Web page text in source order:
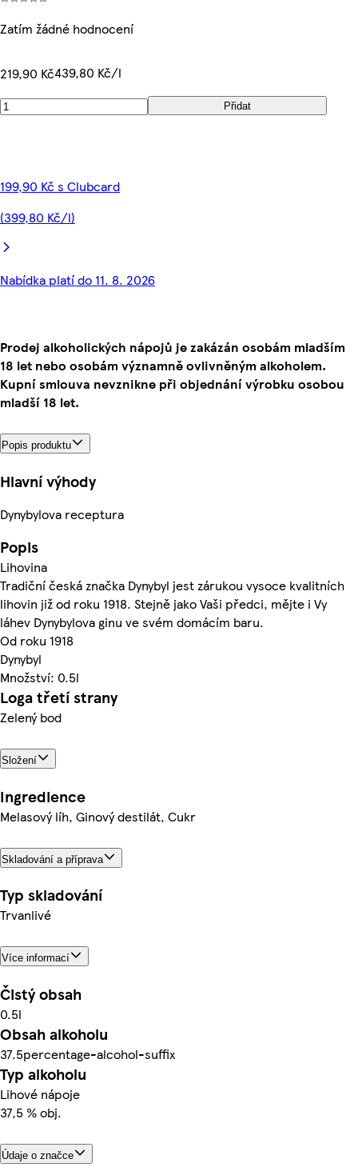
Zatím žádné hodnocení
219,90 Kč439,80 Kč/l
Přidat
199,90 Kč s Clubcard
(399,80 Kč/l)
Nabídka platí do 11. 8. 2026
Prodej alkoholických nápojů je zakázán osobám mladším
18 let nebo osobám významně ovlivněným alkoholem.
Kupní smlouva nevznikne při objednání výrobku osobou
mladší 18 let.
Popis produktu
Hlavní výhody
Dynybylova receptura
Popis
Lihovina
Tradiční česká značka Dynybyl jest zárukou vysoce kvalitních
lihovin již od roku 1918. Stejně jako Vaši předci, mějte i Vy
láhev Dynybylova ginu ve svém domácím baru.
Od roku 1918
Dynybyl
Množství: 0.5l
Loga třetí strany
Zelený bod
Složení
Ingredience
Melasový líh, Ginový destilát, Cukr
Skladování a příprava
Typ skladování
Trvanlivé
Více informací
Čistý obsah
0.5l
Obsah alkoholu
37.5percentage-alcohol-suffix
Typ alkoholu
Lihové nápoje
37,5 % obj.
Údaje o značce